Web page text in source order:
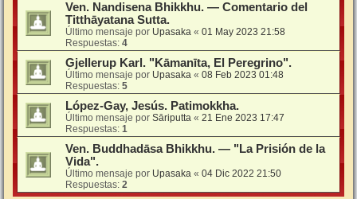
Ven. Nandisena Bhikkhu. — Comentario del
Titthāyatana Sutta.
Último mensaje por Upasaka « 01 May 2023 21:58
Respuestas: 4
Gjellerup Karl. "Kāmanīta, El Peregrino".
Último mensaje por Upasaka « 08 Feb 2023 01:48
Respuestas: 5
López-Gay, Jesús. Patimokkha.
Último mensaje por Sāriputta « 21 Ene 2023 17:47
Respuestas: 1
Ven. Buddhadāsa Bhikkhu. — "La Prisión de la
Vida".
Último mensaje por Upasaka « 04 Dic 2022 21:50
Respuestas: 2